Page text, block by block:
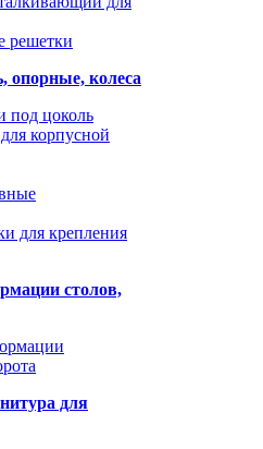
решетки
опорные, колеса
под цоколь
корпусной
для крепления
столов,
для